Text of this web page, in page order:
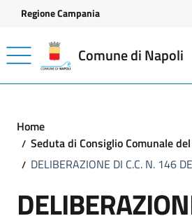
Vai ai contenuti
Vai al footer
Regione Campania
Comune di Napoli
Home
Seduta di Consiglio Comunale
DELIBERAZIONE DI C.C. N. 146